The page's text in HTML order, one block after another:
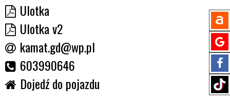
Ulotka
Ulotka v2
kamat.gd@wp.pl
603990646
Dojedź do pojazdu